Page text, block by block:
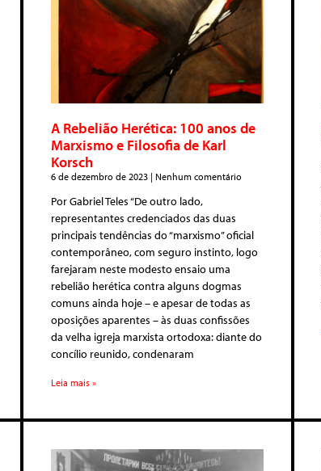
A Rebelião Herética: 100 anos de
Marxismo e Filosofia de Karl
Korsch
6 de dezembro de 2023 Nenhum comentário
Por Gabriel Teles “De outro lado,
representantes credenciados das duas
principais tendências do “marxismo” oficial
contemporâneo, com seguro instinto, logo
farejaram neste modesto ensaio uma
rebelião herética contra alguns dogmas
comuns ainda hoje – e apesar de todas as
oposições aparentes – às duas confissões
da velha igreja marxista ortodoxa: diante do
concílio reunido, condenaram
Leia mais »